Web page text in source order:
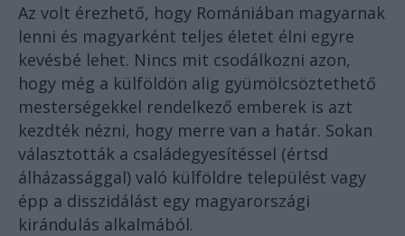
Az volt érezhető, hogy Romániában magyarnak
lenni és magyarként teljes életet élni egyre
kevésbé lehet. Nincs mit csodálkozni azon,
hogy még a külföldön alig gyümölcsöztethető
mesterségekkel rendelkező emberek is azt
kezdték nézni, hogy merre van a határ. Sokan
választották a családegyesítéssel (értsd
álházassággal) való külföldre települést vagy
épp a disszidálást egy magyarországi
kirándulás alkalmából.